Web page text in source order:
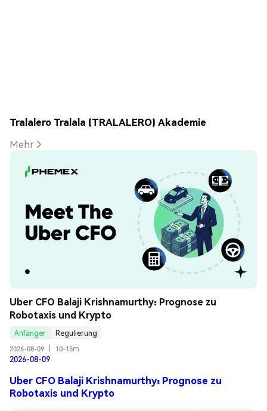
Tralalero Tralala (TRALALERO) Akademie
Mehr
Uber CFO Balaji Krishnamurthy: Prognose zu
Robotaxis und Krypto
Anfänger
Regulierung
2026-08-09
10-15m
2026-08-09
Uber CFO Balaji Krishnamurthy: Prognose zu
Robotaxis und Krypto